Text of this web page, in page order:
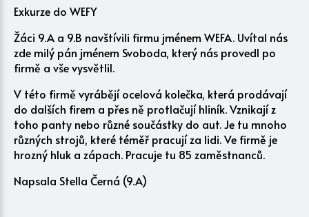
Exkurze do WEFY
Žáci 9.A a 9.B navštívili firmu jménem WEFA. Uvítal nás
zde milý pán jménem Svoboda, který nás provedl po
firmě a vše vysvětlil.
V této firmě vyrábějí ocelová kolečka, která prodávají
do dalších firem a přes ně protlačují hliník. Vznikají z
toho panty nebo různé součástky do aut. Je tu mnoho
různých strojů, které téměř pracují za lidi. Ve firmě je
hrozný hluk a zápach. Pracuje tu 85 zaměstnanců.
Napsala Stella Černá (9.A)